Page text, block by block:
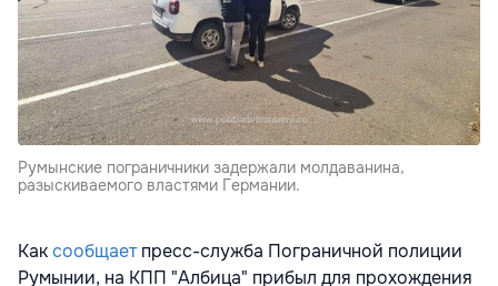
Румынские пограничники задержали молдаванина,
разыскиваемого властями Германии.
Каксообщаетпресс-служба Пограничной полиции
Румынии, на КПП "Албица" прибыл для прохождения